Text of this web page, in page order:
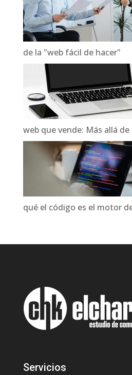
de la "web fácil de hacer"
web que vende: Más allá
qué el código es el motor
Servicios